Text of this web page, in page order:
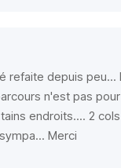
refaite depuis
n'est pas
endroits.... 2
Merci